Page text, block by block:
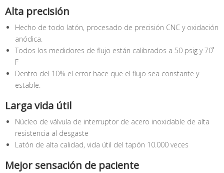
Alta precisión
Hecho de todo latón, procesado de precisión CNC y oxidación
anódica.
Todos los medidores de flujo están calibrados a 50 psig y 70˚
F
Dentro del 10% el error hace que el flujo sea constante y
estable.
Larga vida útil
Núcleo de válvula de interruptor de acero inoxidable de alta
resistencia al desgaste
Latón de alta calidad, vida útil del tapón 10.000 veces
Mejor sensación de paciente